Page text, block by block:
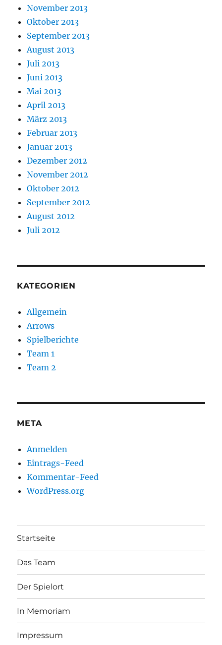
November 2013
Oktober 2013
September 2013
August 2013
Juli 2013
Juni 2013
Mai 2013
April 2013
März 2013
Februar 2013
Januar 2013
Dezember 2012
November 2012
Oktober 2012
September 2012
August 2012
Juli 2012
KATEGORIEN
Allgemein
Arrows
Spielberichte
Team 1
Team 2
META
Anmelden
Eintrags-Feed
Kommentar-Feed
WordPress.org
Startseite
Das Team
Der Spielort
In Memoriam
Impressum